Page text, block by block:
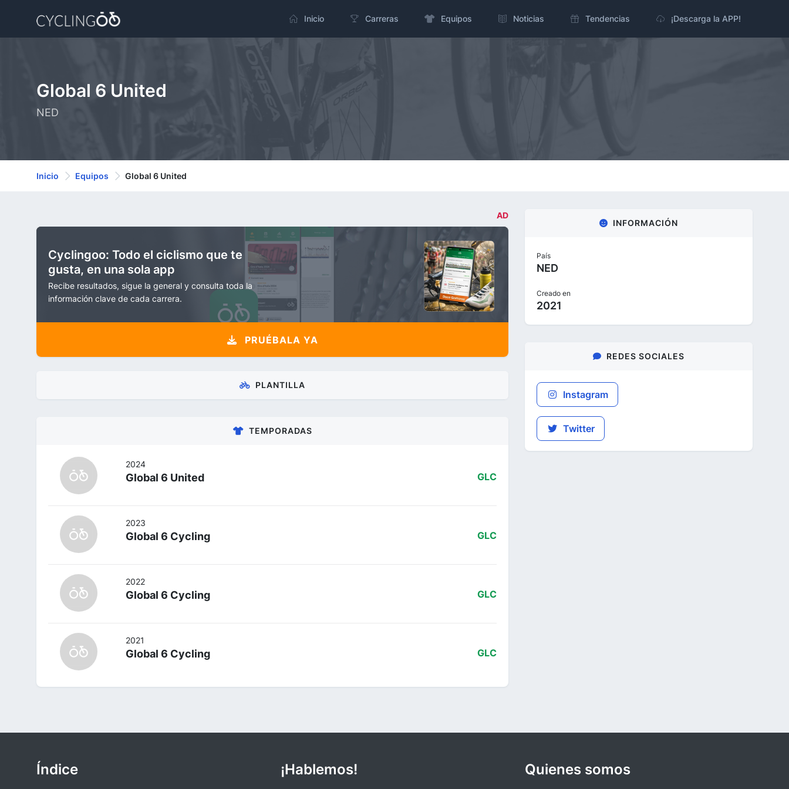
Inicio Carreras Equipos Noticias Tendencias ¡Descarga la APP!
Global 6 United
NED
Inicio Equipos Global 6 United
AD
Cyclingoo: Todo el ciclismo que te
gusta, en una sola app
Recibe resultados, sigue la general y consulta toda la
información clave de cada carrera.
PRUÉBALA YA
PLANTILLA
TEMPORADAS
2024
Global 6 United GLC
2023
Global 6 Cycling GLC
2022
Global 6 Cycling GLC
2021
Global 6 Cycling GLC
INFORMACIÓN
País
NED
Creado en
2021
REDES SOCIALES
Instagram
Twitter
Índice ¡Hablemos! Quienes somos